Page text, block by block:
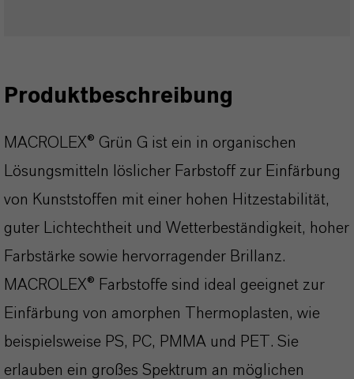
Produktbeschreibung
MACROLEX® Grün G ist ein in organischen
Lösungsmitteln löslicher Farbstoff zur Einfärbung
von Kunststoffen mit einer hohen Hitzestabilität,
guter Lichtechtheit und Wetterbeständigkeit, hoher
Farbstärke sowie hervorragender Brillanz.
MACROLEX® Farbstoffe sind ideal geeignet zur
Einfärbung von amorphen Thermoplasten, wie
beispielsweise PS, PC, PMMA und PET. Sie
erlauben ein großes Spektrum an möglichen